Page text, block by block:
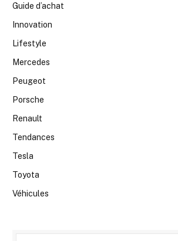
Guide d’achat
Innovation
Lifestyle
Mercedes
Peugeot
Porsche
Renault
Tendances
Tesla
Toyota
Véhicules